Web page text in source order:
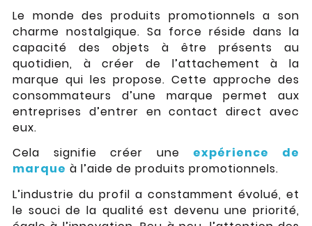
Le monde des produits promotionnels a son
charme nostalgique. Sa force réside dans la
capacité des objets à être présents au
quotidien, à créer de l’attachement à la
marque qui les propose. Cette approche des
consommateurs d’une marque permet aux
entreprises d’entrer en contact direct avec
eux.
Cela signifie créer une expérience de
marque à l’aide de produits promotionnels.
L’industrie du profil a constamment évolué, et
le souci de la qualité est devenu une priorité,